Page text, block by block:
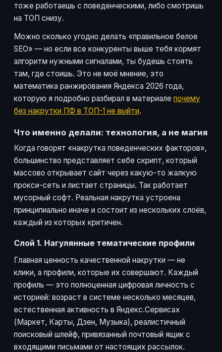
тоже работаешь с поведенческими, либо смотришь
на ТОП снизу.
Можно сколько угодно делать «правильное белое
SEO» — но если все конкуренты выше тебя кормят
алгоритм нужными сигналами, ты будешь стоять
там, где стоишь. Это не моё мнение, это
математика ранжирования Яндекса 2026 года,
которую я подробно разбирал в материале почему
без накрутки ПФ в ТОП-1 не выйти.
Что именно делали: технология, а не магия
Когда говорят «накрутка поведенческих факторов»,
большинство представляет себе скрипт, который
массово открывает сайт через какую-то жалкую
прокси-сеть и листает страницы. Так работает
мусорный софт. Реальная накрутка устроена
принципиально иначе и состоит из нескольких слоёв,
каждый из которых критичен.
Слой 1. Нагулянные тематические профили
Главная ценность качественной накрутки — не
клики, а профили, которые их совершают. Каждый
профиль — это полноценная цифровая личность с
историей: возраст в системе несколько месяцев,
естественная активность в Яндекс.Сервисах
(Маркет, Карты, Дзен, Музыка), реалистичный
поисковый шлейф, привязанный почтовый ящик с
входящими письмами от настоящих рассылок.